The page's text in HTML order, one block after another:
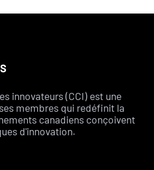
innovateurs (CCI) est une
membres qui redéfinit la
canadiens conçoivent
d'innovation.